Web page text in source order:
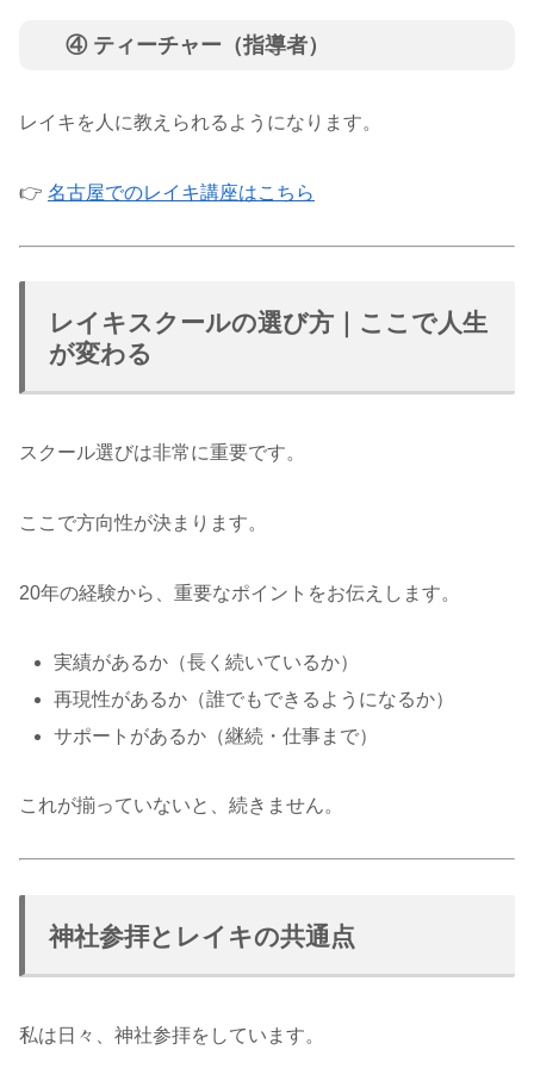
④ ティーチャー（指導者）
レイキを人に教えられるようになります。
👉 名古屋でのレイキ講座はこちら
レイキスクールの選び方｜ここで人生
が変わる
スクール選びは非常に重要です。
ここで方向性が決まります。
20年の経験から、重要なポイントをお伝えします。
実績があるか（長く続いているか）
再現性があるか（誰でもできるようになるか）
サポートがあるか（継続・仕事まで）
これが揃っていないと、続きません。
神社参拝とレイキの共通点
私は日々、神社参拝をしています。